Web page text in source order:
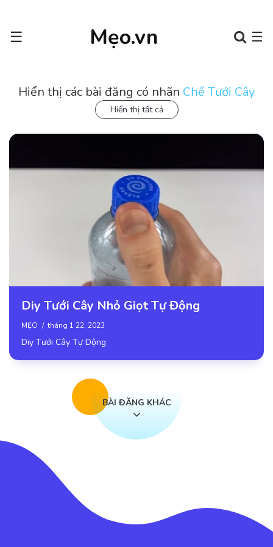
Mẹo.vn
☰ ☰
Hiển thị các bài đăng có nhãn Chế Tưới Cây
Hiển thị tất cả
Diy Tưới Cây Nhỏ Giọt Tự Động
MẸO tháng 1 22, 2023
Diy Tưới Cây Tự Dộng
BÀI ĐĂNG KHÁC